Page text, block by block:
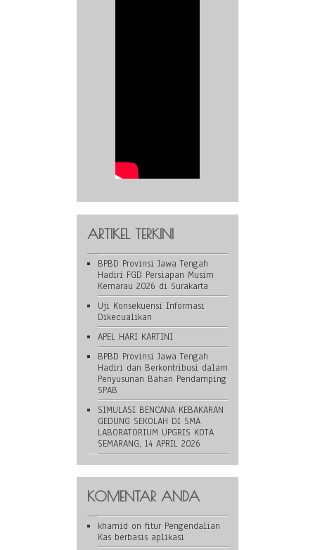
ARTIKEL TERKINI
BPBD Provinsi Jawa Tengah
Hadiri FGD Persiapan Musim
Kemarau 2026 di Surakarta
Uji Konsekuensi Informasi
Dikecualikan
APEL HARI KARTINI
BPBD Provinsi Jawa Tengah
Hadiri dan Berkontribusi dalam
Penyusunan Bahan Pendamping
SPAB
SIMULASI BENCANA KEBAKARAN
GEDUNG SEKOLAH DI SMA
LABORATORIUM UPGRIS KOTA
SEMARANG, 14 APRIL 2026
KOMENTAR ANDA
khamid on fitur Pengendalian
Kas berbasis aplikasi